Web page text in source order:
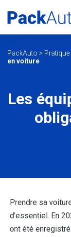
PackAuto > Pratique
en voiture
Les
Prendre sa
d’essentiel. En
ont été